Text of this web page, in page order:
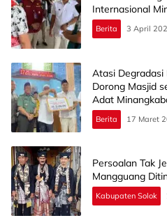
Internasional
Berita 3 April
Atasi Degradasi
Dorong Masjid
Adat
Berita 17 Maret
Persoalan Tak
Mangguang
Kabupaten Solok